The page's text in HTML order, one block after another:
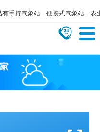
手持气象站，便携式气象站，